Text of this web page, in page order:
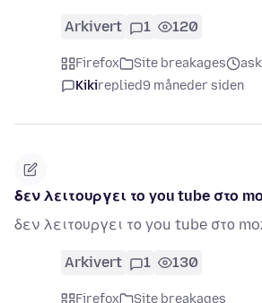
Arkivert 1 120
Firefox Site breakages
Kikireplied9 måneder siden
δεν λειτουργει το you tube στο
δεν λειτουργει το you tube στο
Arkivert 1 130
Firefox
Site breakages